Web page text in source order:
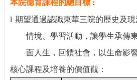
本院德育課程的總目標 ：
l 期望通過認識東華三院的歷史及
情境、學習活動，讓學生承傳
面人生，回饋社會，以生命影響
核心課程及培養的價值觀：